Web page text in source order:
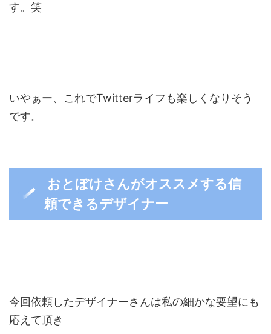
す。笑
いやぁー、これでTwitterライフも楽しくなりそう
です。
おとぼけさんがオススメする信
頼できるデザイナー
今回依頼したデザイナーさんは私の細かな要望にも
応えて頂き